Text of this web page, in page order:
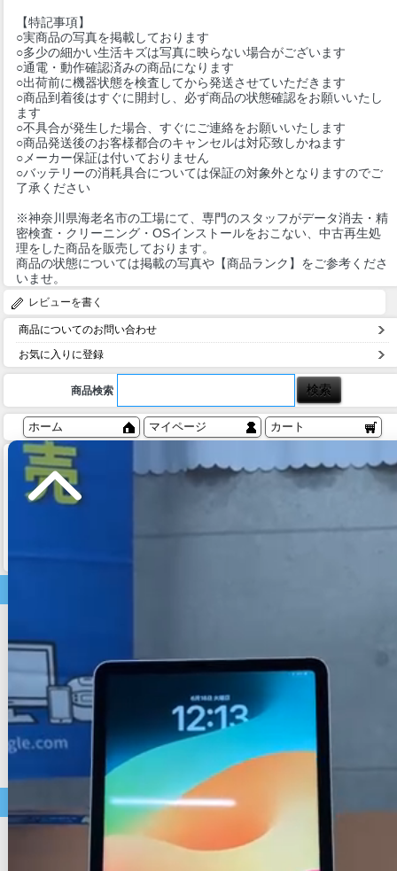
【特記事項】
○実商品の写真を掲載しております
○多少の細かい生活キズは写真に映らない場合がございます
○通電・動作確認済みの商品になります
○出荷前に機器状態を検査してから発送させていただきます
○商品到着後はすぐに開封し、必ず商品の状態確認をお願いいたし
ます
○不具合が発生した場合、すぐにご連絡をお願いいたします
○商品発送後のお客様都合のキャンセルは対応致しかねます
○メーカー保証は付いておりません
○バッテリーの消耗具合については保証の対象外となりますのでご
了承ください
※神奈川県海老名市の工場にて、専門のスタッフがデータ消去・精
密検査・クリーニング・OSインストールをおこない、中古再生処
理をした商品を販売しております。
商品の状態については掲載の写真や【商品ランク】をご参考くださ
いませ。
レビューを書く
商品についてのお問い合わせ
お気に入りに登録
商品検索
ホーム マイページ カート
ログイン
メルマガ申込/停止
特定商取引法に基づく表示
個人情報の取扱いについて
テレビ・周辺機器
電子レンジ
照明器具
洗濯機
空気清浄機
美容家電
掃除機
ホットプレート
中古パソコン・モバイル商品